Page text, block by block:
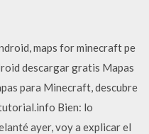
maps for minecraft pe
descargar gratis Mapas
para Minecraft, descubre
Bien: lo
ayer, voy a explicar el